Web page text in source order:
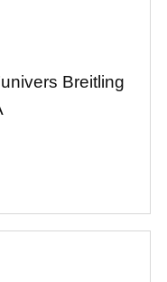
Breitling